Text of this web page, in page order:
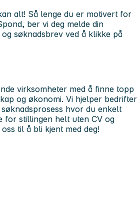
alt! Så lenge du er motivert for
ber vi deg melde din
søknadsbrev ved å klikke på
virksomheter med å finne topp
og økonomi. Vi hjelper bedrifter
hvor du enkelt
for stillingen helt uten CV og
til å bli kjent med deg!